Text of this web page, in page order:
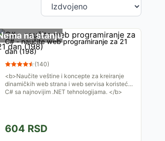
na stanju
C# - naučite web programiranje za 21
dan (198)
(140)
<b>Naučite veštine i koncepte za kreiranje
dinamičkih web strana i web servisa koristeći
C# sa najnovijim .NET tehnologijama. </b>
604 RSD